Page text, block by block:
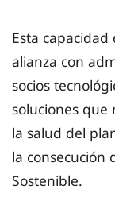
Esta
alianza con
socios
soluciones
la salud del
la consecución
Sostenible.